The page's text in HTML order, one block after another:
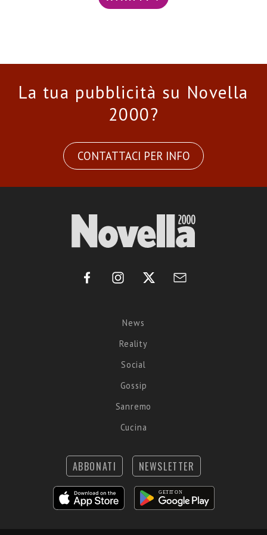
La tua pubblicità su Novella
2000?
CONTATTACI PER INFO
News
Reality
Social
Gossip
Sanremo
Cucina
ABBONATI NEWSLETTER